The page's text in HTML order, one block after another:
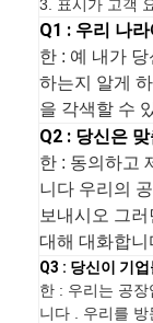
3. 표시가 고객
Q1 : 우리 나
한 : 예 내가
하는지 알게
을 각색할 수
Q2 : 당신은
한 : 동의하고
니다 우리의
보내시오 그
대해 대화합니
Q3 : 당신이 기
한 : 우리는 공
니다 . 우리를